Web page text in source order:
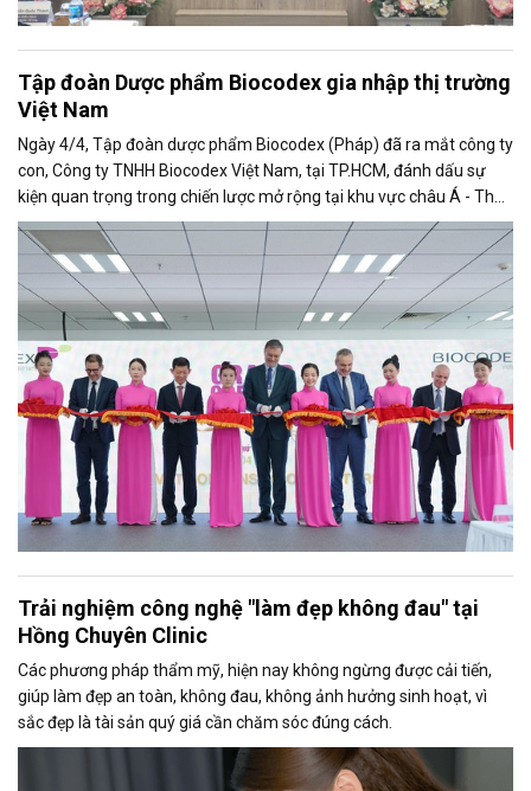
Tập đoàn Dược phẩm Biocodex gia nhập thị trường
Việt Nam
Ngày 4/4, Tập đoàn dược phẩm Biocodex (Pháp) đã ra mắt công ty
con, Công ty TNHH Biocodex Việt Nam, tại TP.HCM, đánh dấu sự
kiện quan trọng trong chiến lược mở rộng tại khu vực châu Á - Thái
Bình Dương.
Trải nghiệm công nghệ "làm đẹp không đau" tại
Hồng Chuyên Clinic
Các phương pháp thẩm mỹ, hiện nay không ngừng được cải tiến,
giúp làm đẹp an toàn, không đau, không ảnh hưởng sinh hoạt, vì
sắc đẹp là tài sản quý giá cần chăm sóc đúng cách.